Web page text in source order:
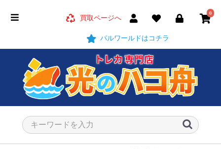
買取ページへ
パルワールドはコチラ
0